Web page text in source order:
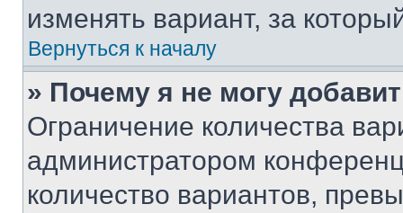
изменять вариант, за
Вернуться к началу
» Почему я не могу
Ограничение количества
администратором
количество вариантов,